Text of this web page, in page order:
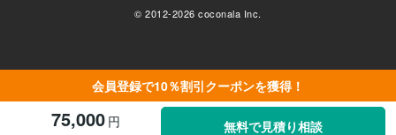
会員登録で10％割引クーポンを獲得！
75,000 円 無料で見積り相談